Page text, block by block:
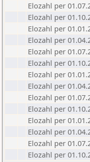
Elozahl per
Elozahl per
Elozahl per
Elozahl per
Elozahl per
Elozahl per
Elozahl per
Elozahl per
Elozahl per
Elozahl per
Elozahl per
Elozahl per
Elozahl per
Elozahl per